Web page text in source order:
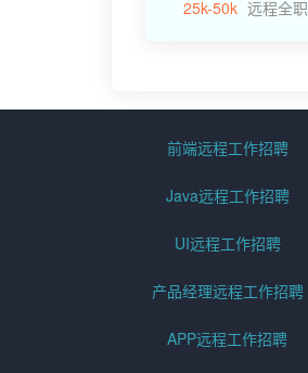
25k-50k 远程全职
前端远程工作招聘
Java远程工作招聘
UI远程工作招聘
产品经理远程工作招聘
APP远程工作招聘